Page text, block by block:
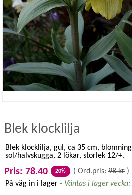
Blek klocklilja
Blek klocklilja, gul, ca 35 cm,
sol/halvskugga, 2 lökar, storlek 12/+.
Pris: 78.40 20% ( Ord.pris: 98 kr )
På väg in i lager - Väntas i lager vecka: